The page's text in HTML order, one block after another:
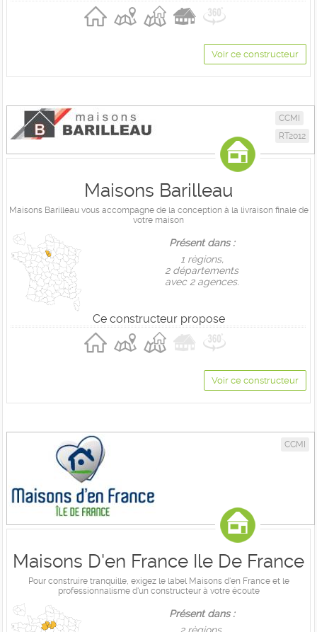
Voir ce constructeur
CCMI
RT2012
Maisons Barilleau
Maisons Barilleau vous accompagne de la conception à la livraison finale de
votre maison
Présent dans :
1 règions,
2 départements
avec 2 agences.
Ce constructeur propose
Voir ce constructeur
CCMI
Maisons D'en France Ile De France
Pour construire tranquille, exigez le label Maisons d'en France et le
professionnalisme d'un constructeur à votre écoute
Présent dans :